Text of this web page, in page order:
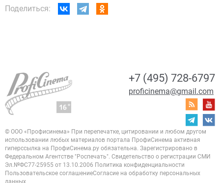
Поделиться:
+7 (495) 728-6797
proficinema@gmail.com
© ООО «Профисинема» При перепечатке, цитировании и любом другом
использовании любых материалов портала ПрофиСинема активная
гиперссылка на ПрофиСинема.ру обязательна. Зарегистрировано в
Федеральном Агентстве "Роспечать". Свидетельство о регистрации СМИ
Эл.№ФС77-25955 от 13.10.2006 Политика конфиденциальности
Пользовательское соглашениеСогласие на обработку персональных
данных